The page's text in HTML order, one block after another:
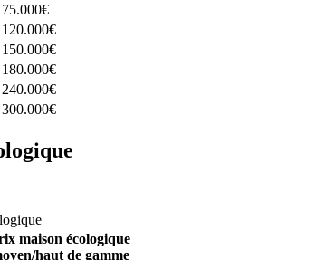
75.000€
120.000€
150.000€
180.000€
240.000€
300.000€
maison écologique
haut de gamme